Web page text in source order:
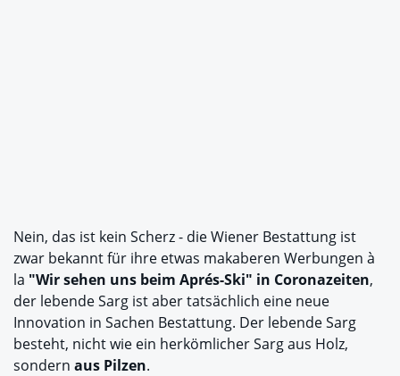
Nein, das ist kein Scherz - die Wiener Bestattung ist
zwar bekannt für ihre etwas makaberen Werbungen à
la "Wir sehen uns beim Aprés-Ski" in Coronazeiten,
der lebende Sarg ist aber tatsächlich eine neue
Innovation in Sachen Bestattung. Der lebende Sarg
besteht, nicht wie ein herkömlicher Sarg aus Holz,
sondern aus Pilzen.